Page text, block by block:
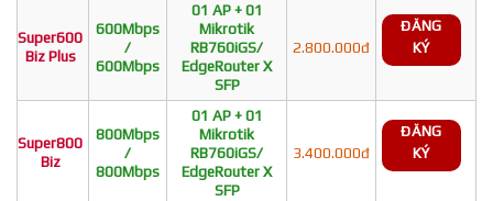
Super600
Biz Plus
600Mbps
/
600Mbps
01 AP + 01
Mikrotik
RB760iGS/
EdgeRouter X
SFP
2.800.000đ
ĐĂNG
KÝ
Super800
Biz
800Mbps
/
800Mbps
01 AP + 01
Mikrotik
RB760iGS/
EdgeRouter X
SFP
3.400.000đ
ĐĂNG
KÝ